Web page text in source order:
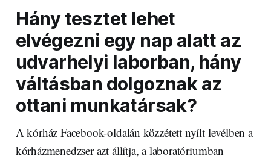
Hány tesztet lehet
elvégezni egy nap alatt az
udvarhelyi laborban, hány
váltásban dolgoznak az
ottani munkatársak?
A kórház Facebook-oldalán közzétett nyílt levélben a
kórházmenedzser azt állítja, a laboratóriumban